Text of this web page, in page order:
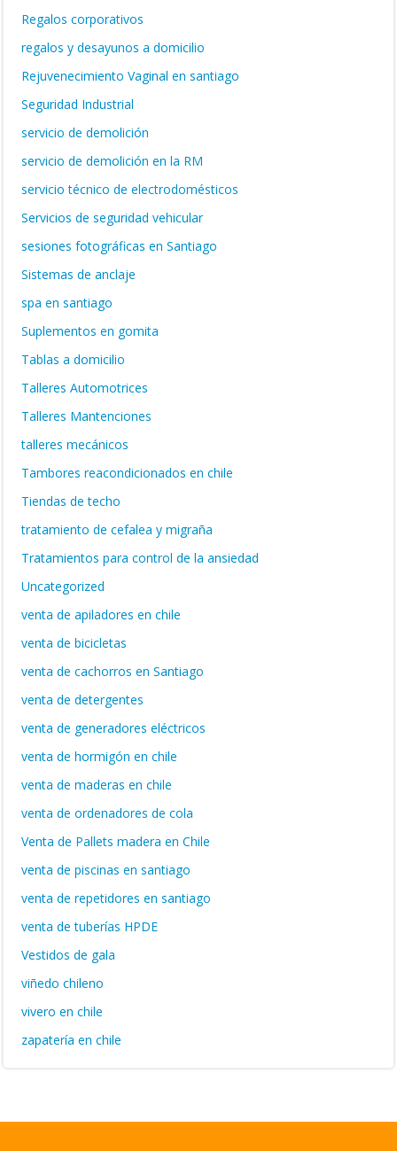
Regalos corporativos
regalos y desayunos a domicilio
Rejuvenecimiento Vaginal en santiago
Seguridad Industrial
servicio de demolición
servicio de demolición en la RM
servicio técnico de electrodomésticos
Servicios de seguridad vehicular
sesiones fotográficas en Santiago
Sistemas de anclaje
spa en santiago
Suplementos en gomita
Tablas a domicilio
Talleres Automotrices
Talleres Mantenciones
talleres mecánicos
Tambores reacondicionados en chile
Tiendas de techo
tratamiento de cefalea y migraña
Tratamientos para control de la ansiedad
Uncategorized
venta de apiladores en chile
venta de bicicletas
venta de cachorros en Santiago
venta de detergentes
venta de generadores eléctricos
venta de hormigón en chile
venta de maderas en chile
venta de ordenadores de cola
Venta de Pallets madera en Chile
venta de piscinas en santiago
venta de repetidores en santiago
venta de tuberías HPDE
Vestidos de gala
viñedo chileno
vivero en chile
zapatería en chile